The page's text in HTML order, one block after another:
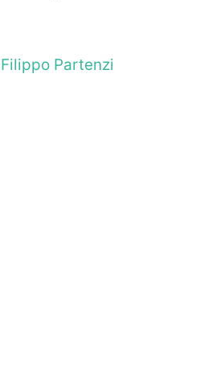
Filippo Partenzi